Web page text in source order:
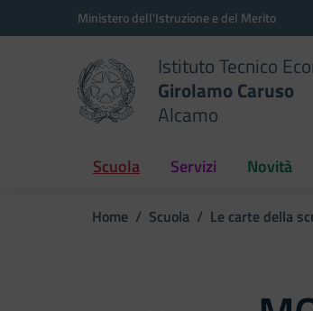
Vai ai contenuti
Vai al menu di navigazioneMinistero dell'Istruzione e del Merito
Istituto Tecnico
Girolamo Caruso
Alcamo
Scuola Servizi Novità
Home Scuola Le carte della